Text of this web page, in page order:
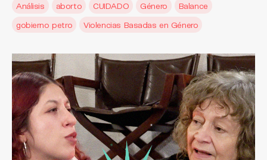
Análisis
aborto CUIDADO Género
Balance
gobierno petro
Violencias Basadas en Género